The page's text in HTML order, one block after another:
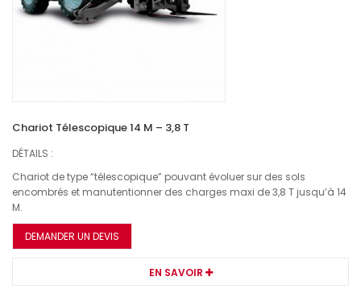
Chariot Télescopique 14 M – 3,8 T
DÉTAILS :
Chariot de type “télescopique” pouvant évoluer sur des sols
encombrés et manutentionner des charges maxi de 3,8 T jusqu’à 14
M.
DEMANDER UN DEVIS
EN SAVOIR